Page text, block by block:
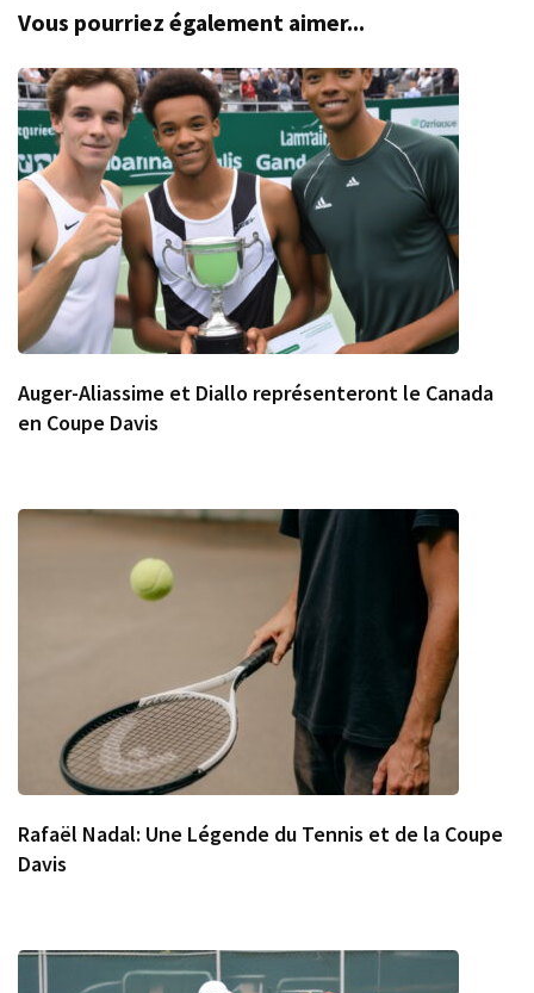
Vous pourriez également aimer...
Auger-Aliassime et Diallo représenteront le Canada
en Coupe Davis
Rafaël Nadal: Une Légende du Tennis et de la Coupe
Davis